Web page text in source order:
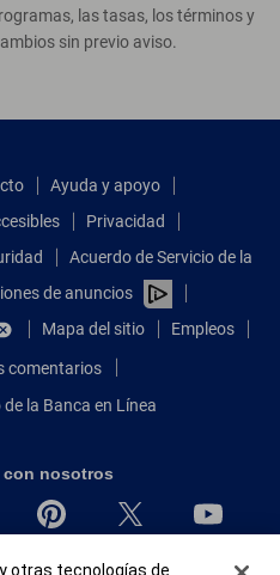
las tasas, los términos y
sin previo aviso.
Ayuda y apoyo
Privacidad
Acuerdo de Servicio de la
de anuncios
Mapa del sitio Empleos
Comparta sus comentarios
la Banca en Línea
con nosotros
Miembro de FDIC.
otras tecnologías de